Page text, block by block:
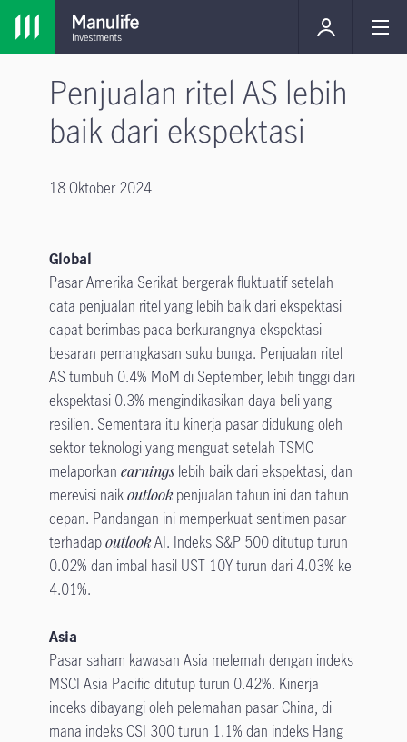
Penjualan ritel AS lebih
baik dari ekspektasi
18 Oktober 2024
Global
Pasar Amerika Serikat bergerak fluktuatif setelah
data penjualan ritel yang lebih baik dari ekspektasi
dapat berimbas pada berkurangnya ekspektasi
besaran pemangkasan suku bunga. Penjualan ritel
AS tumbuh 0.4% MoM di September, lebih tinggi dari
ekspektasi 0.3% mengindikasikan daya beli yang
resilien. Sementara itu kinerja pasar didukung oleh
sektor teknologi yang menguat setelah TSMC
melaporkan earningslebih baik dari ekspektasi, dan
merevisi naikoutlookpenjualan tahun ini dan tahun
depan. Pandangan ini memperkuat sentimen pasar
terhadapoutlookAI. Indeks S&P 500 ditutup turun
0.02% dan imbal hasil UST 10Y turun dari 4.03% ke
4.01%.
Asia
Pasar saham kawasan Asia melemah dengan indeks
MSCI Asia Pacific ditutup turun 0.42%. Kinerja
indeks dibayangi oleh pelemahan pasar China, di
mana indeks CSI 300 turun 1.1% dan indeks Hang